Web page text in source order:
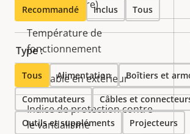
carte mémoire)
Température de
fonctionnement
Utilisable en extérieur
Indice de protection contre
le vandalisme
Recommandé Inclus Tous
Type :
Tous Alimentation Boîtiers et
Commutateurs Câbles et
Outils et suppléments Projecteurs